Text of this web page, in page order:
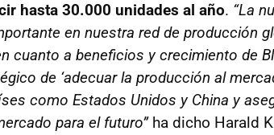
hasta 30.000 unidades al año. “La
en nuestra red de producción
cuanto a beneficios y crecimiento de
de ‘adecuar la producción al
como Estados Unidos y China y
para el futuro”ha dicho Harald